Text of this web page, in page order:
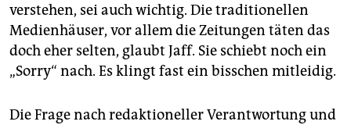
verstehen, sei auch wichtig. Die traditionellen
Medienhäuser, vor allem die Zeitungen täten das
doch eher selten, glaubt Jaff. Sie schiebt noch ein
„Sorry“ nach. Es klingt fast ein bisschen mitleidig.
Die Frage nach redaktioneller Verantwortung und